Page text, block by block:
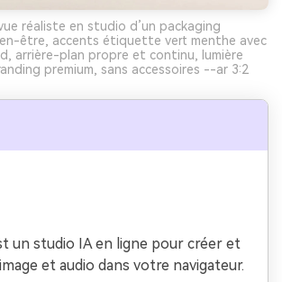
réaliste en studio d’un packaging
être, accents étiquette vert menthe avec
arrière-plan propre et continu, lumière
premium, sans accessoires --ar 3:2
un studio IA en ligne pour créer et
et audio dans votre navigateur.